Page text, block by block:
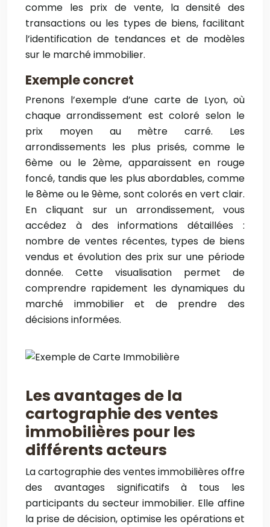
comme les prix de vente, la densité des
transactions ou les types de biens, facilitant
l’identification de tendances et de modèles
sur le marché immobilier.
Exemple concret
Prenons l’exemple d’une carte de Lyon, où
chaque arrondissement est coloré selon le
prix moyen au mètre carré. Les
arrondissements les plus prisés, comme le
6ème ou le 2ème, apparaissent en rouge
foncé, tandis que les plus abordables, comme
le 8ème ou le 9ème, sont colorés en vert clair.
En cliquant sur un arrondissement, vous
accédez à des informations détaillées :
nombre de ventes récentes, types de biens
vendus et évolution des prix sur une période
donnée. Cette visualisation permet de
comprendre rapidement les dynamiques du
marché immobilier et de prendre des
décisions informées.
Les avantages de la
cartographie des ventes
immobilières pour les
différents acteurs
La cartographie des ventes immobilières offre
des avantages significatifs à tous les
participants du secteur immobilier. Elle affine
la prise de décision, optimise les opérations et